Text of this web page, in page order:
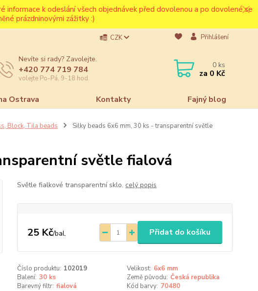
informace k odeslání všech objednávek před dovolenou a po dovolené se
prázdninovými zážitky :)
Ostrava Kontakty Fajný blog
CZK Přihlášení
Nevíte si rady? Zavolejte.
+420 774 719 784
volejte Po-Pá, 9-18 hod.
0 ks
za 0 Kč
Block, Tila beads
Silky beads 6x6 mm, 30 ks - transparentní světle
světle fialová
Světle fialkové transparentní sklo. celý popis
25 Kč/bal. Přidat do košíku
Číslo produktu: 102019 Velikost: 6x6 mm
Balení: 30 ks Země původu: Česká republika
Barevný filtr: fialová Kód barvy: 70480